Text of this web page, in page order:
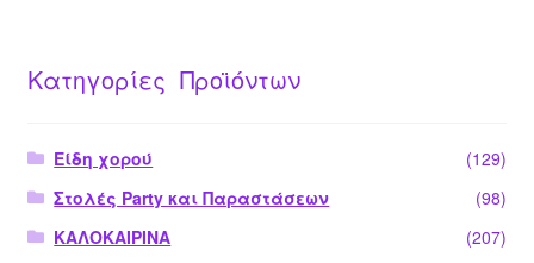
Κατηγορίες Προϊόντων
Είδη χορού
(129)
Στολές Party και Παραστάσεων
(98)
ΚΑΛΟΚΑΙΡΙΝΑ
(207)